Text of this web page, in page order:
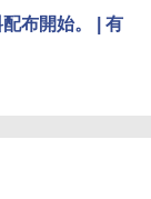
タログ: 本体ハ
| 16GBストレ
ーディスプレ
8週間持続バッ
布開始。 | 有